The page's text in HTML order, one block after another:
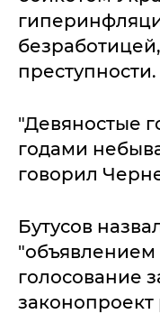
преступности.
"Девяностые
годами
говорил
Бутусов
"объявлением
голосование